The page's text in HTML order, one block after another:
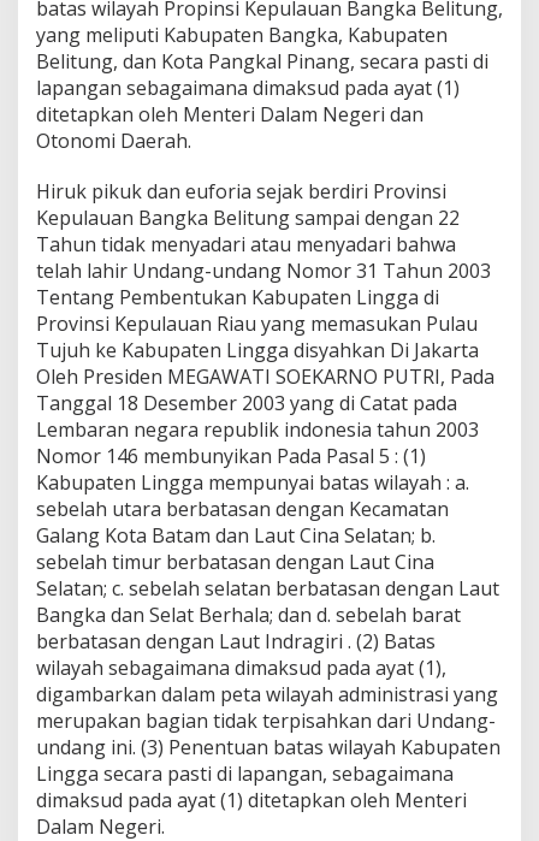
batas wilayah Propinsi Kepulauan Bangka Belitung,
yang meliputi Kabupaten Bangka, Kabupaten
Belitung, dan Kota Pangkal Pinang, secara pasti di
lapangan sebagaimana dimaksud pada ayat (1)
ditetapkan oleh Menteri Dalam Negeri dan
Otonomi Daerah.
Hiruk pikuk dan euforia sejak berdiri Provinsi
Kepulauan Bangka Belitung sampai dengan 22
Tahun tidak menyadari atau menyadari bahwa
telah lahir Undang-undang Nomor 31 Tahun 2003
Tentang Pembentukan Kabupaten Lingga di
Provinsi Kepulauan Riau yang memasukan Pulau
Tujuh ke Kabupaten Lingga disyahkan Di Jakarta
Oleh Presiden MEGAWATI SOEKARNO PUTRI, Pada
Tanggal 18 Desember 2003 yang di Catat pada
Lembaran negara republik indonesia tahun 2003
Nomor 146 membunyikan Pada Pasal 5 : (1)
Kabupaten Lingga mempunyai batas wilayah : a.
sebelah utara berbatasan dengan Kecamatan
Galang Kota Batam dan Laut Cina Selatan; b.
sebelah timur berbatasan dengan Laut Cina
Selatan; c. sebelah selatan berbatasan dengan Laut
Bangka dan Selat Berhala; dan d. sebelah barat
berbatasan dengan Laut Indragiri . (2) Batas
wilayah sebagaimana dimaksud pada ayat (1),
digambarkan dalam peta wilayah administrasi yang
merupakan bagian tidak terpisahkan dari Undang-
undang ini. (3) Penentuan batas wilayah Kabupaten
Lingga secara pasti di lapangan, sebagaimana
dimaksud pada ayat (1) ditetapkan oleh Menteri
Dalam Negeri.